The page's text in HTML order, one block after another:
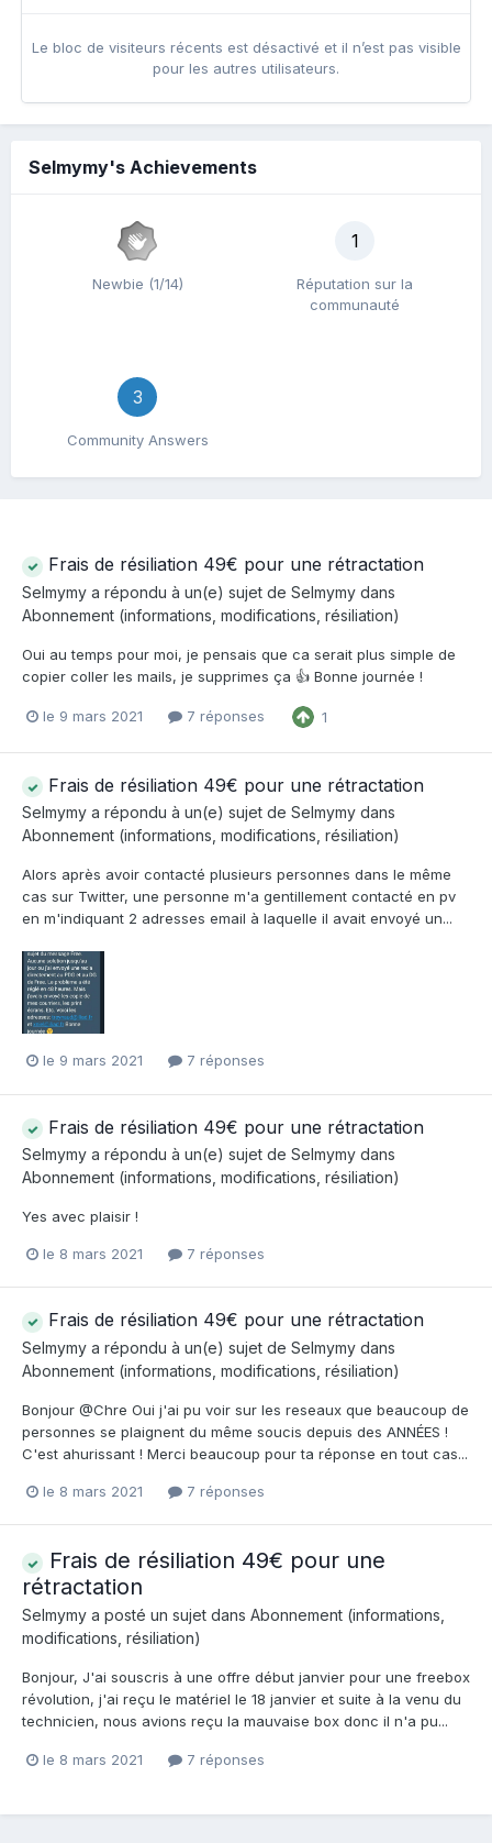
Le bloc de visiteurs récents est désactivé et il n’est pas visible
pour les autres utilisateurs.
Selmymy's Achievements
Newbie (1/14)
1
Réputation sur la
communauté
3
Community Answers
Frais de résiliation 49€ pour une rétractation
Selmymy a répondu à un(e) sujet de Selmymy dans
Abonnement (informations, modifications, résiliation)
Oui au temps pour moi, je pensais que ca serait plus simple de
copier coller les mails, je supprimes ça 👍 Bonne journée !
le 9 mars 2021 7 réponses 1
Frais de résiliation 49€ pour une rétractation
Selmymy a répondu à un(e) sujet de Selmymy dans
Abonnement (informations, modifications, résiliation)
Alors après avoir contacté plusieurs personnes dans le même
cas sur Twitter, une personne m'a gentillement contacté en pv
en m'indiquant 2 adresses email à laquelle il avait envoyé un...
le 9 mars 2021 7 réponses
Frais de résiliation 49€ pour une rétractation
Selmymy a répondu à un(e) sujet de Selmymy dans
Abonnement (informations, modifications, résiliation)
Yes avec plaisir !
le 8 mars 2021 7 réponses
Frais de résiliation 49€ pour une rétractation
Selmymy a répondu à un(e) sujet de Selmymy dans
Abonnement (informations, modifications, résiliation)
Bonjour @Chre Oui j'ai pu voir sur les reseaux que beaucoup de
personnes se plaignent du même soucis depuis des ANNÉES !
C'est ahurissant ! Merci beaucoup pour ta réponse en tout cas...
le 8 mars 2021 7 réponses
Frais de résiliation 49€ pour une
rétractation
Selmymy a posté un sujet dans Abonnement (informations,
modifications, résiliation)
Bonjour, J'ai souscris à une offre début janvier pour une freebox
révolution, j'ai reçu le matériel le 18 janvier et suite à la venu du
technicien, nous avions reçu la mauvaise box donc il n'a pu...
le 8 mars 2021 7 réponses